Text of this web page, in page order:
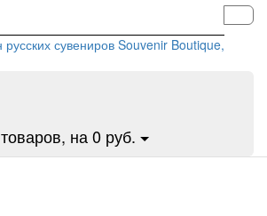
товаров, на 0 руб.